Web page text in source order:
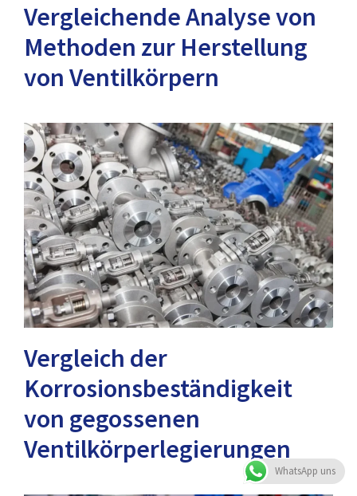
Vergleichende Analyse von
Methoden zur Herstellung
von Ventilkörpern
Vergleich der
Korrosionsbeständigkeit
von gegossenen
Ventilkörperlegierungen
WhatsApp uns